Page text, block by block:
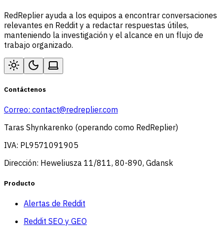
RedReplier ayuda a los equipos a encontrar conversaciones
relevantes en Reddit y a redactar respuestas útiles,
manteniendo la investigación y el alcance en un flujo de
trabajo organizado.
Contáctenos
Correo: contact@redreplier.com
Taras Shynkarenko (operando como RedReplier)
IVA: PL9571091905
Dirección: Heweliusza 11/811, 80-890, Gdansk
Producto
Alertas de Reddit
Reddit SEO y GEO